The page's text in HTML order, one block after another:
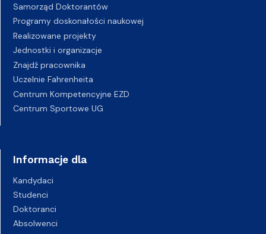
Samorząd Doktorantów
Programy doskonałości naukowej
Realizowane projekty
Jednostki i organizacje
Znajdź pracownika
Uczelnie Fahrenheita
Centrum Kompetencyjne EZD
Centrum Sportowe UG
Informacje dla
Kandydaci
Studenci
Doktoranci
Absolwenci